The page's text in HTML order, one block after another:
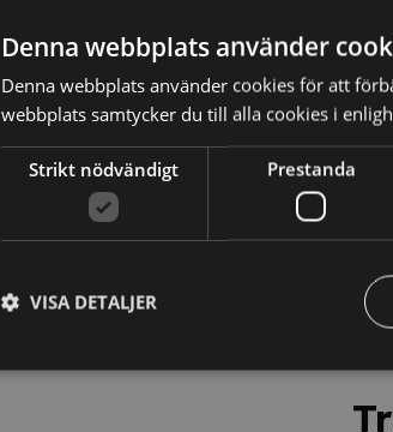
2. Testa dina kunskaper
Efter kursen sätter vi dina kunskaper
på prov för att säkerställa att du har
tagit till dig innehållet.
Denna webbplats använder
Denna webbplats använder cookies för att
webbplats samtycker du till alla cookies i
Strikt nödvändigt Prestanda
VISA DETALJER